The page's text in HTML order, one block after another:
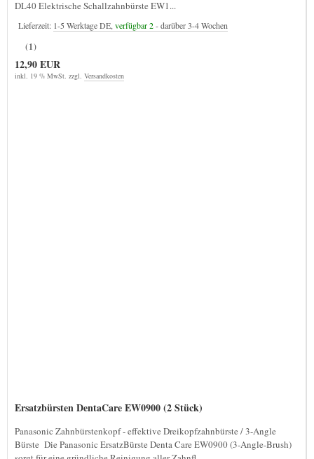
DL40 Elektrische Schallzahnbürste EW1...
Lieferzeit: 1-5 Werktage DE, verfügbar 2- darüber 3-4 Wochen
(1)
12,90 EUR
inkl. 19 % MwSt. zzgl. Versandkosten
Ersatzbürsten DentaCare EW0900 (2 Stück)
Panasonic Zahnbürstenkopf - effektive Dreikopfzahnbürste / 3-Angle
Bürste Die Panasonic ErsatzBürste Denta Care EW0900 (3-Angle-Brush)